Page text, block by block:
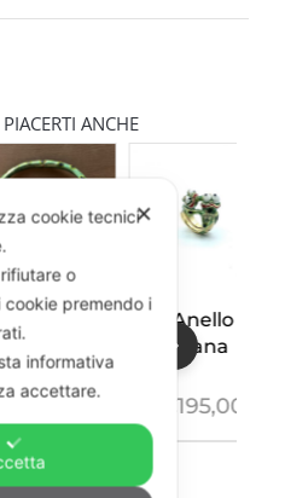
ANCHE
Anello
Rana
195,00
✕
cookie tecnici
o
cookie premendo i
informativa
accettare.